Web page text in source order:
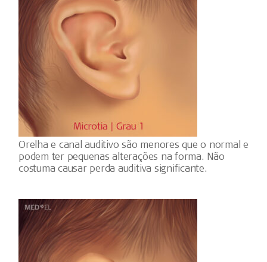
Orelha e canal auditivo são menores que o normal e
podem ter pequenas alterações na forma. Não
costuma causar perda auditiva significante.